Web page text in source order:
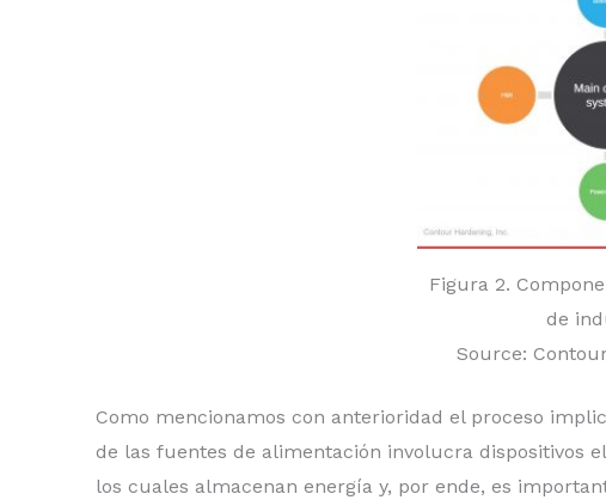
Figura 2.
de
Source:
Como mencionamos con anterioridad el proceso
de las fuentes de alimentación involucra dispositivos
los cuales almacenan energía y, por ende, es